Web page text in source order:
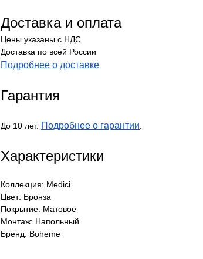
Доставка и оплата
Цены указаны с НДС
Доставка по всей России
Подробнее о доставке.
Гарантия
До 10 лет. Подробнее о гарантии.
Характеристики
Коллекция: Medici
Цвет: Бронза
Покрытие: Матовое
Монтаж: Напольный
Бренд: Boheme